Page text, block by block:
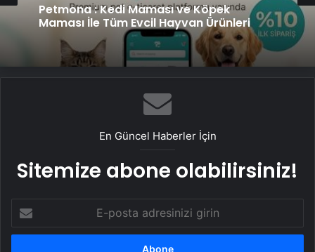
Petmona : Kedi Maması ve Köpek
Maması İle Tüm Evcil Hayvan Ürünleri
En Güncel Haberler İçin
Sitemize abone olabilirsiniz!
posta
adresinizi